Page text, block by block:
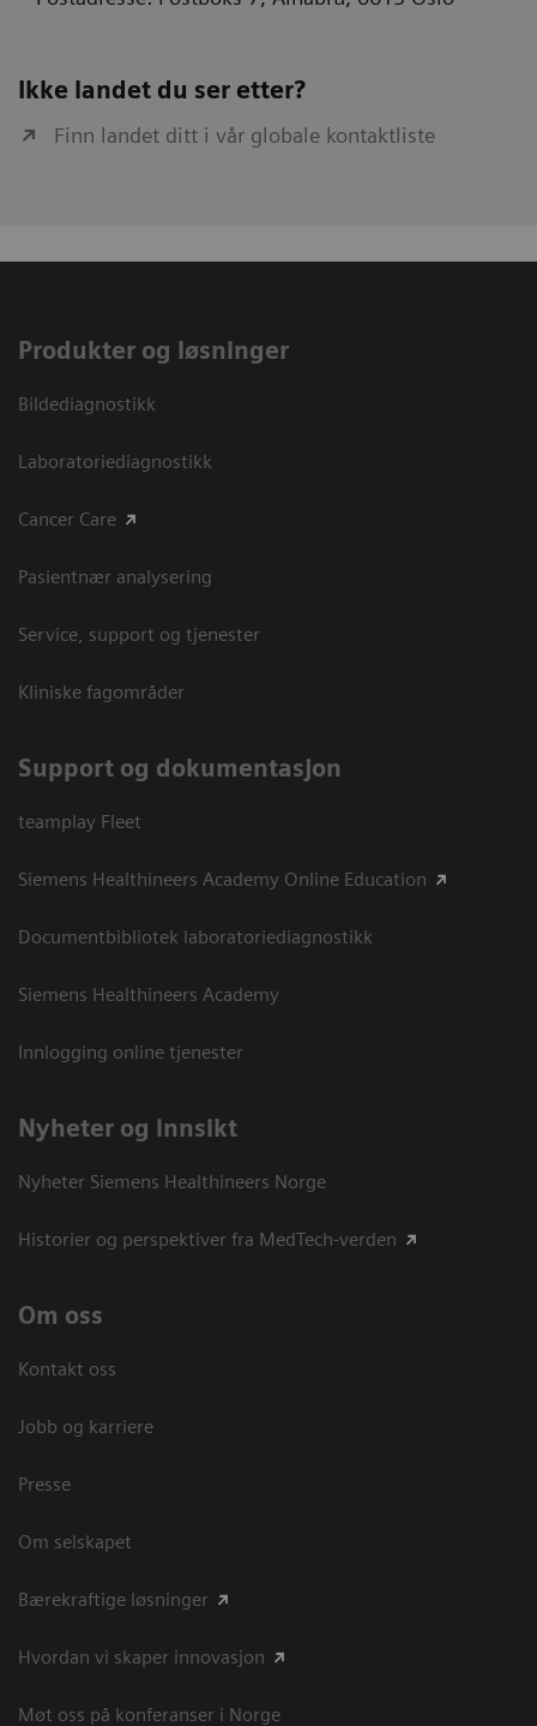
Ikke landet du ser etter?
Finn landet ditt i vår globale kontaktliste
Produkter og løsninger
Bildediagnostikk
Laboratoriediagnostikk
Cancer Care
Pasientnær analysering
Service, support og tjenester
Kliniske fagområder
Support og dokumentasjon
teamplay Fleet
Siemens Healthineers Academy Online Education
Documentbibliotek laboratoriediagnostikk
Siemens Healthineers Academy
Innlogging online tjenester
Nyheter og innsikt
Nyheter Siemens Healthineers Norge
Historier og perspektiver fra MedTech-verden
Om oss
Kontakt oss
Jobb og karriere
Presse
Om selskapet
Bærekraftige løsninger
Hvordan vi skaper innovasjon
Møt oss på konferanser i Norge